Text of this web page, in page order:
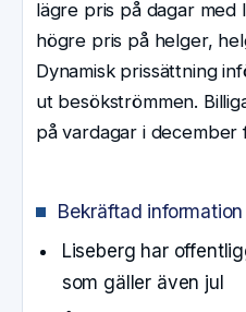
lägre pris på dagar
högre pris på helger,
Dynamisk prissättning
ut besökströmmen.
på vardagar i december
Bekräftad information
Liseberg har
som gäller även jul